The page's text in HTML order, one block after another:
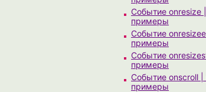
Событие onresize
примеры
Событие
примеры
Событие
примеры
Событие onscroll |
примеры